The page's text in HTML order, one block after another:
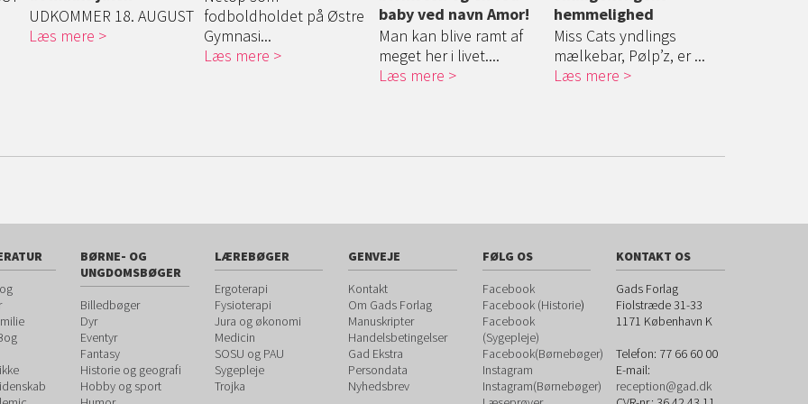
UDKOMMER 18. AUGUST
Læs mere
fodboldholdet på Østre
Gymnasi...
Læs mere
baby ved navn Amor!
Man kan blive ramt af
meget her i livet....
Læs mere
hemmelighed
Miss Cats yndlings
mælkebar, Pølp’z, er ...
Læs mere
BØRNE- OG
UNGDOMSBØGER
Billedbøger
Dyr
Eventyr
Fantasy
Historie og geografi
Hobby og sport
LÆREBØGER
Ergoterapi
Fysioterapi
Jura og økonomi
Medicin
SOSU og PAU
Sygepleje
Trojka
GENVEJE
Kontakt
Om Gads Forlag
Manuskripter
Handelsbetingelser
Gad Ekstra
Persondata
Nyhedsbrev
FØLG OS
Facebook
Facebook (Historie)
Facebook
(Sygepleje)
Facebook(Børnebøger)
Instagram
Instagram(Børnebøger)
KONTAKT OS
Gads Forlag
Fiolstræde 31-33
1171 København K
Telefon: 77 66 60 00
E-mail:
reception@gad.dk